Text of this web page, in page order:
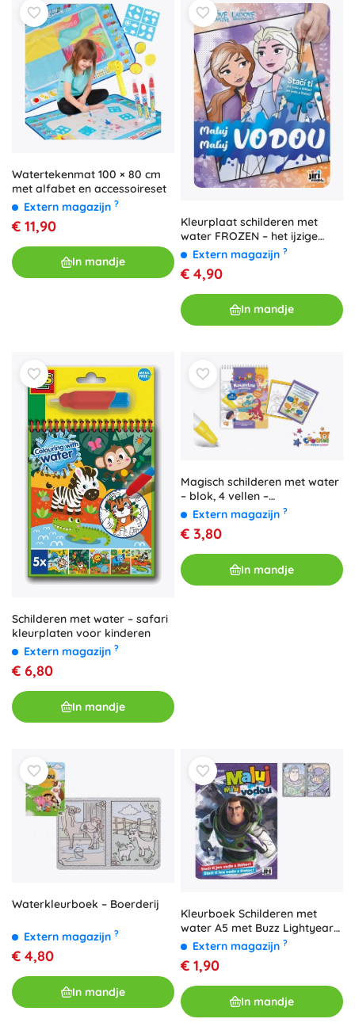
Watertekenmat 100 × 80 cm
met alfabet en accessoireset
Extern magazijn ?
€ 11,90
In mandje
Kleurplaat schilderen met
water FROZEN – het ijzige
koninkrijk
Extern magazijn ?
€ 4,90
In mandje
Schilderen met water – safari
kleurplaten voor kinderen
Extern magazijn ?
€ 6,80
In mandje
Magisch schilderen met water
– blok, 4 vellen –
Dinosaurussen
Extern magazijn ?
€ 3,80
In mandje
Waterkleurboek – Boerderij
Extern magazijn ?
€ 4,80
In mandje
Kleurboek Schilderen met
water A5 met Buzz Lightyear-
motief
Extern magazijn ?
€ 1,90
In mandje